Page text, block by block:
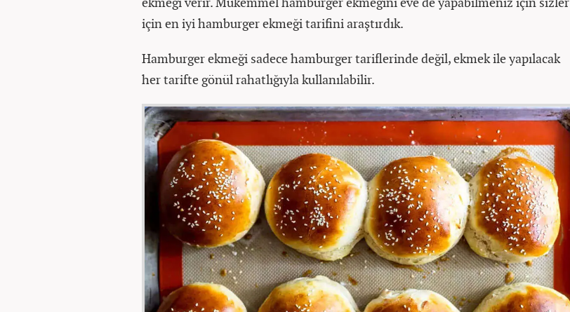
için en iyi hamburger ekmeği tarifini araştırdık.
Hamburger ekmeği sadece hamburger tariflerinde değil, ekmek ile yapılacak
her tarifte gönül rahatlığıyla kullanılabilir.